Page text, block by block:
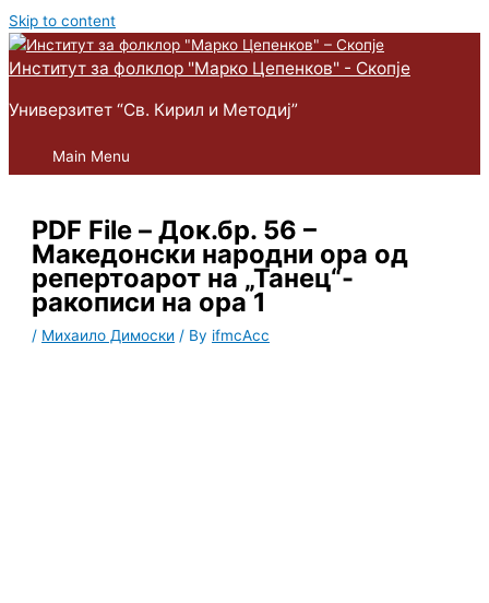
Skip to content
Институт за фолклор "Марко Цепенков" - Скопје
Универзитет “Св. Кирил и Методиј”
Main Menu
PDF File – Док.бр. 56 –
Македонски народни ора од
репертоарот на „Танец“-
ракописи на ора 1
/ Михаило Димоски / By ifmcAcc